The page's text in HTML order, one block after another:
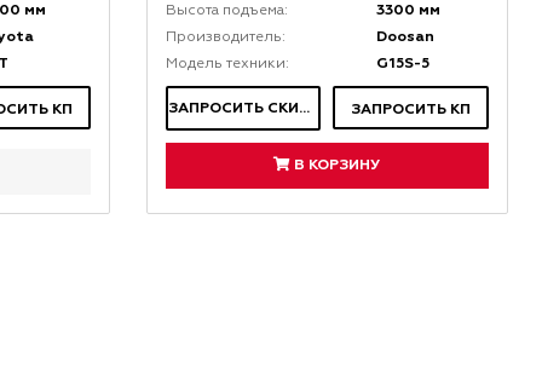
мм
КП
Высота подъема: 3300 мм
Производитель: Doosan
Модель техники: G15S-5
ЗАПРОСИТЬ СКИДКУ ЗАПРОСИТЬ КП
В КОРЗИНУ